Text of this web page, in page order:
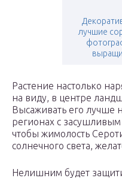
лучшие
Растение настолько
на виду, в центре
Высаживать его лучше
регионах с
чтобы жимолость
солнечного света,
Нелишним будет